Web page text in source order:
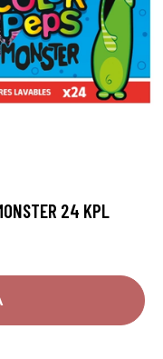
24 KPL